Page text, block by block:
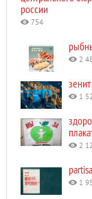
россии
754
2
1
2
1